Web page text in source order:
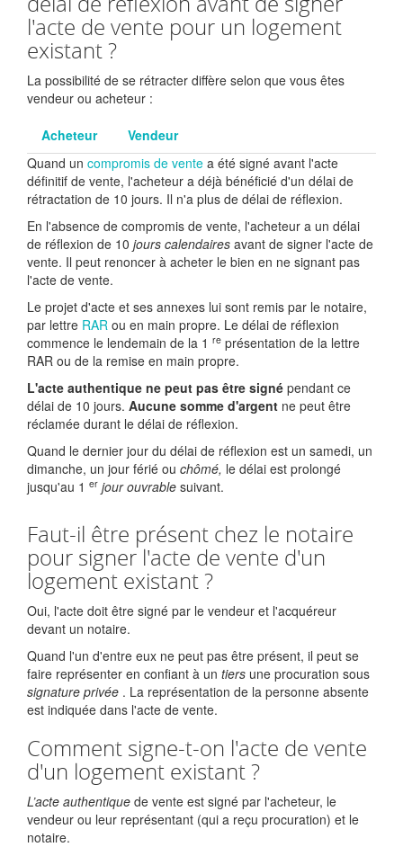
l'acte de vente pour un logement
existant ?
La possibilité de se rétracter diffère selon que vous êtes
vendeur ou acheteur :
Acheteur
Vendeur
Quand un compromis de vente a été signé avant l'acte
définitif de vente, l'acheteur a déjà bénéficié d'un délai de
rétractation de 10 jours. Il n'a plus de délai de réflexion.
En l'absence de compromis de vente, l'acheteur a un délai
de réflexion de 10 jours calendaires avant de signer l'acte de
vente. Il peut renoncer à acheter le bien en ne signant pas
l'acte de vente.
Le projet d'acte et ses annexes lui sont remis par le notaire,
par lettre RAR ou en main propre. Le délai de réflexion
commence le lendemain de la 1 re présentation de la lettre
RAR ou de la remise en main propre.
L'acte authentique ne peut pas être signé pendant ce
délai de 10 jours. Aucune somme d'argent ne peut être
réclamée durant le délai de réflexion.
Quand le dernier jour du délai de réflexion est un samedi, un
dimanche, un jour férié ou chômé, le délai est prolongé
jusqu'au 1 er jour ouvrable suivant.
Faut-il être présent chez le notaire
pour signer l'acte de vente d'un
logement existant ?
Oui, l'acte doit être signé par le vendeur et l'acquéreur
devant un notaire.
Quand l'un d'entre eux ne peut pas être présent, il peut se
faire représenter en confiant à un tiers une procuration sous
signature privée . La représentation de la personne absente
est indiquée dans l'acte de vente.
Comment signe-t-on l'acte de vente
d'un logement existant ?
L’acte authentique de vente est signé par l'acheteur, le
vendeur ou leur représentant (qui a reçu procuration) et le
notaire.